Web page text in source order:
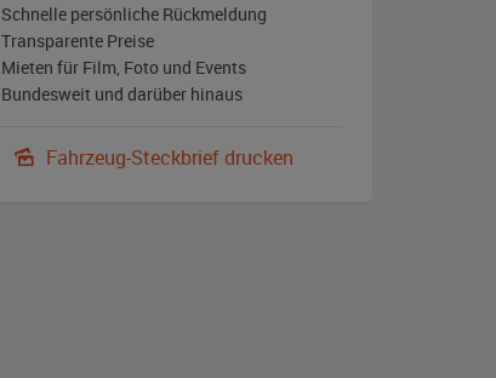
Schnelle persönliche Rückmeldung
Transparente Preise
Mieten für Film, Foto und Events
Bundesweit und darüber hinaus
Fahrzeug-Steckbrief drucken